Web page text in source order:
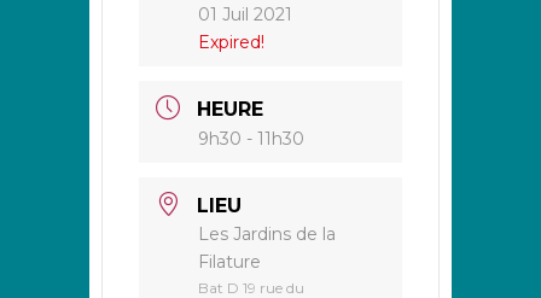
01 Juil 2021
Expired!
HEURE
9h30 - 11h30
LIEU
Les Jardins de la
Filature
Bat D 19 rue du